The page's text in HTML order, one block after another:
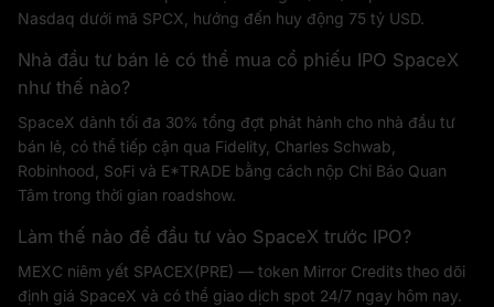
Nasdaq dưới mã SPCX, hướng đến huy động 75 tỷ USD.
Nhà đầu tư bán lẻ có thể mua cổ phiếu IPO SpaceX
như thế nào?
SpaceX dành tối đa 30% tổng đợt phát hành cho nhà đầu tư
bán lẻ, có thể tiếp cận qua Fidelity, Charles Schwab,
Robinhood, SoFi và E*TRADE bằng cách nộp Chỉ Báo Quan
Tâm trong thời gian roadshow.
Làm thế nào để đầu tư vào SpaceX trước IPO?
MEXC niêm yết SPACEX(PRE) — token Mirror Credits theo dõi
định giá SpaceX và có thể giao dịch spot 24/7 ngay hôm nay.